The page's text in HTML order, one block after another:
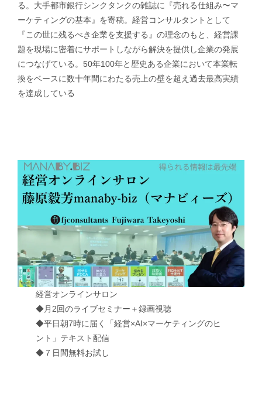
る。大手都市銀行シンクタンクの雑誌に『売れる仕組み〜マ
ーケティングの基本』を寄稿。経営コンサルタントとして
『この世に残るべき企業を支援する』の理念のもと、経営課
題を現場に密着にサポートしながら解決を提供し企業の発展
につなげている。50年100年と歴史ある企業において本業転
換をベースに数十年間にわたる売上の壁を超え過去最高実績
を達成している
経営オンラインサロン
◆月2回のライブセミナー＋録画視聴
◆平日朝7時に届く「経営×AI×マーケティングのヒ
ント」テキスト配信
◆７日間無料お試し